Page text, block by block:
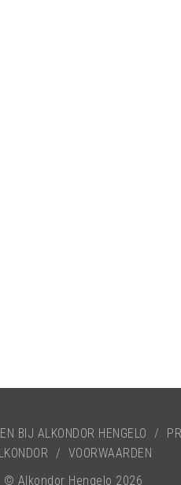
BIJ ALKONDOR HENGELO /
/ VOORWAARDEN
© Alkondor Hengelo 2026